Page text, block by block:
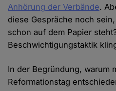
Anhörung der Verbände.
diese Gespräche noch
schon auf dem Papier
Beschwichtigungstaktik
In der Begründung, warum
Reformationstag